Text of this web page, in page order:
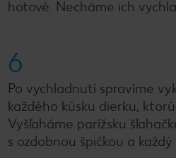
hotové. Necháme ich
6
Po vychladnutí spravíme
každého kúsku dierku,
Vyšľaháme parížsku
s ozdobnou špičkou a